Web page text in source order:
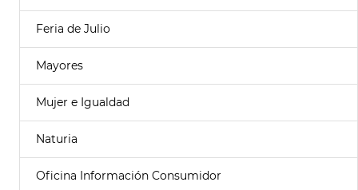
Feria de Julio
Mayores
Mujer e Igualdad
Naturia
Oficina Información Consumidor